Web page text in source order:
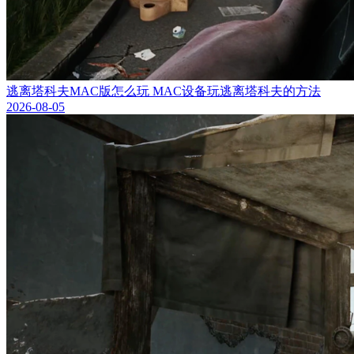
逃离塔科夫MAC版怎么玩 MAC设备玩逃离塔科夫的方法
2026-08-05